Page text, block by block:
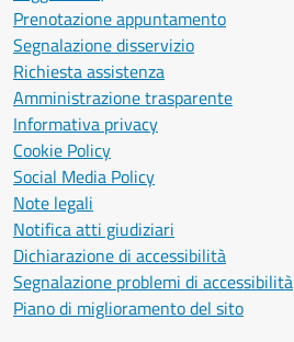
Prenotazione appuntamento
Segnalazione disservizio
Richiesta assistenza
Amministrazione trasparente
Informativa privacy
Cookie Policy
Social Media Policy
Note legali
Notifica atti giudiziari
Dichiarazione di accessibilità
Segnalazione problemi di accessibilità
Piano di miglioramento del sito